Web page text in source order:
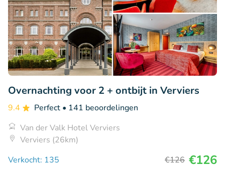
Overnachting voor 2 + ontbijt in Verviers
9.4 Perfect • 141 beoordelingen
Van der Valk Hotel Verviers
Verviers (26km)
Verkocht: 135
€126 €126